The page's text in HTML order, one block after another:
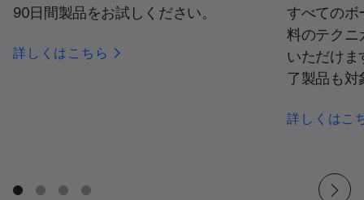
90日間製品をお試しください。
詳しくはこちら
すべてのボ
料のテクニ
いただけま
了製品も対
詳しくはこ